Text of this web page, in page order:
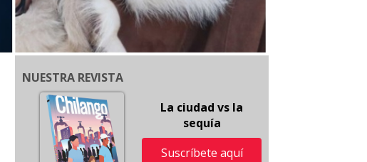
NUESTRA REVISTA
La ciudad vs la
sequía
Suscríbete aquí